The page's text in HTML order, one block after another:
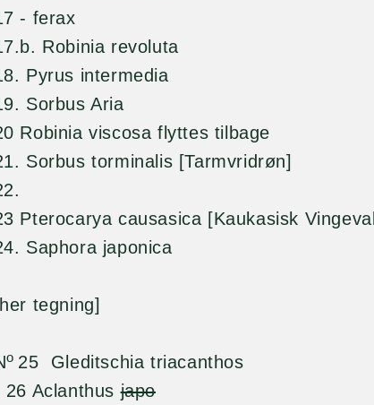
- ferax
Robinia revoluta
Pyrus intermedia
Sorbus Aria
Robinia viscosa flyttes tilbage
Sorbus torminalis [Tarmvridrøn]
Pterocarya causasica [Kaukasisk
Saphora japonica
tegning]
o 25 Gleditschia triacanthos
26 Aclanthusjapo